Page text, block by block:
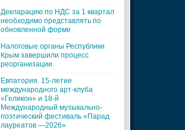
Декларацию по НДС за 1 квартал
необходимо представлять по
обновленной форме
Налоговые органы Республики
Крым завершили процесс
реорганизации
Евпатория. 15-летие
международного арт-клуба
«Геликон» и 18-й
Международный музыкально-
поэтический фестиваль «Парад
лауреатов —2026»